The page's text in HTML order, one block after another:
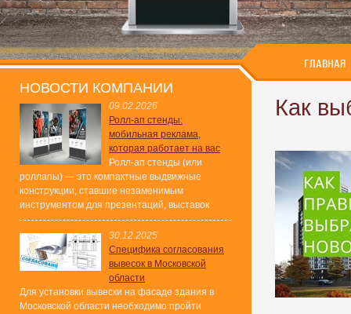
ГЛАВНАЯ
НОВОСТИ КОМПАНИИ
09.02.2026
Ролл-ап стенды:
мобильная реклама,
которая работает на вас
Ролл-ап стенды (или
роллапы) — это компактные выдвижные
конструкции, ставшие незаменимым
инструментом для презентаций, выставок
30.12.2025
Специфика согласования
вывесок в Московской
области
Для установки вывески на фасаде здания в
Московской области необходимо пройти
Как